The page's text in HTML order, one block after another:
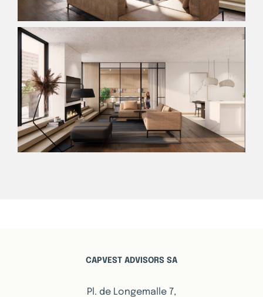
CAPVEST ADVISORS SA
Pl. de Longemalle 7,